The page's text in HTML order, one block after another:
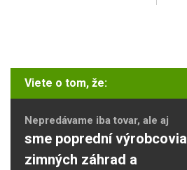
Viete o tom, že:
Nepredávame iba tovar, ale aj
sme poprední výrobcovia
zimných záhrad a